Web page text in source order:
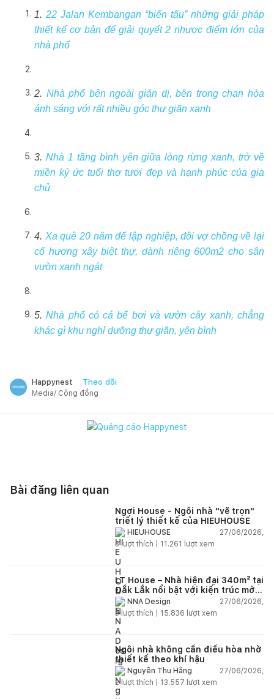
1. 22 Jalan Kembangan “biến tấu” những giải pháp
thiết kế cơ bản để giải quyết 2 nhược điểm lớn của
nhà phố
2. Nhà phố bên ngoài giản dị, bên trong chan hòa
ánh sáng với rất nhiều góc thư giãn xanh
3. Nhà 1 tầng bình yên giữa lòng rừng xanh, trở về
miền ký ức tuổi thơ tươi đẹp và hạnh phúc của gia
chủ
4. Xa quê 20 năm để lập nghiệp, đôi vợ chồng về lại
cố hương xây biệt thự, dành riêng 600m2 cho sân
vườn xanh ngát
5.Nhà phố có cả bể bơi và vườn cây xanh, chẳng
khác gì khu nghỉ dưỡng thư giãn, yên bình
Happynest Theo dõi
Media/ Cộng đồng
Bài đăng liên quan
Ngơi House - Ngôi nhà "vẽ trọn"
triết lý thiết kế của HIEUHOUSE
HIEUHOUSE
27/06/2026,
3lượt thích | 11.261 lượt xem
LT House – Nhà hiện đại 340m² tại
Đắk Lắk nổi bật với kiến trúc mở
và hệ sân vườn kết nối thiên
nhiên
NNA Design
27/06/2026,
3lượt thích | 15.836 lượt xem
Ngôi nhà không cần điều hòa nhờ
thiết kế theo khí hậu
Nguyễn Thu Hằng
27/06/2026,
2lượt thích | 13.557 lượt xem